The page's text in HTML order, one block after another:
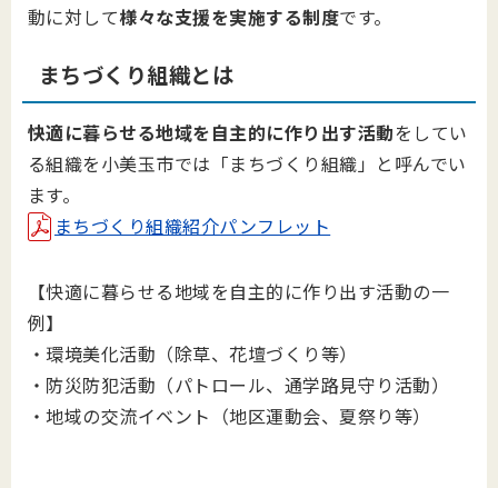
動に対して様々な支援を実施する制度です。
まちづくり組織とは
快適に暮らせる地域を自主的に作り出す活動をしてい
る組織を小美玉市では「まちづくり組織」と呼んでい
ます。
まちづくり組織紹介パンフレット
【快適に暮らせる地域を自主的に作り出す活動の一
例】
・環境美化活動（除草、花壇づくり等）
・防災防犯活動（パトロール、通学路見守り活動）
・地域の交流イベント（地区運動会、夏祭り等）